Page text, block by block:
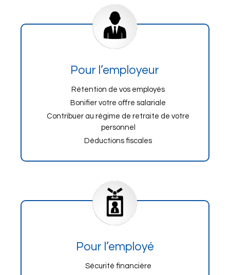
Pour l’employeur
Rétention de vos employés
Bonifier votre offre salariale
Contribuer au régime de retraite de votre
personnel
Déductions fiscales
Pour l’employé
Sécurité financière